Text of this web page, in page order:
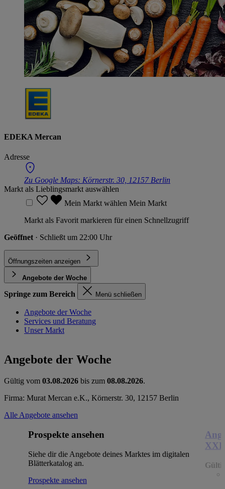
EDEKA Mercan
Adresse
Zu Google Maps: Körnerstr. 30, 12157 Berlin
Markt als Lieblingsmarkt auswählen
Mein Markt wählen Mein Markt
Markt als Favorit markieren für einen Schnellzugriff
Geöffnet · Schließt um 22:00 Uhr
Öffnungszeiten anzeigen
Angebote der Woche
Springe zum Bereich Menü schließen
Angebote der Woche
Services und Beratung
Unser Markt
Angebote der Woche
Gültig vom 03.08.2026 bis zum 08.08.2026.
Firma: Murat Mercan e.K., Körnerstr. 30, 12157 Berlin
Alle Angebote ansehen
Prospekte ansehen
Siehe dir die Angebote deines Marktes im digitalen
Blätterkatalog an.
Prospekte ansehen
XXL